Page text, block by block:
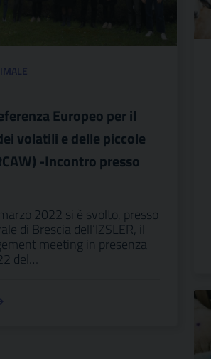
Europeo per il
volatili e delle piccole
-Incontro presso
2022 si è svolto, presso
di Brescia dell’IZSLER, il
meeting in presenza
del…